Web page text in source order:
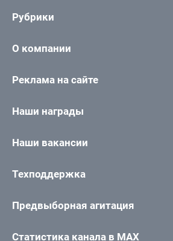
Рубрики
О компании
Реклама на сайте
Наши награды
Наши вакансии
Техподдержка
Предвыборная агитация
Статистика канала в MAX